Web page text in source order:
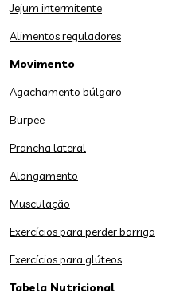
Jejum intermitente
Alimentos reguladores
Movimento
Agachamento búlgaro
Burpee
Prancha lateral
Alongamento
Musculação
Exercícios para perder barriga
Exercícios para glúteos
Tabela Nutricional